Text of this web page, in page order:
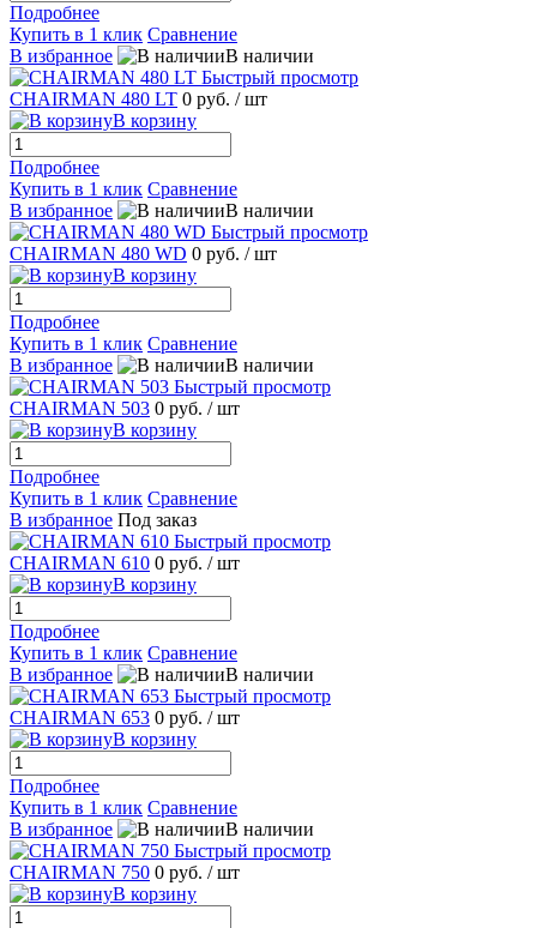
Подробнее
Купить в 1 клик Сравнение
В избранное
В наличии
Быстрый просмотр
CHAIRMAN 480 LT 0 руб. / шт
В корзину
Подробнее
Купить в 1 клик Сравнение
В избранное
В наличии
Быстрый просмотр
CHAIRMAN 480 WD 0 руб. / шт
В корзину
Подробнее
Купить в 1 клик Сравнение
В избранное
В наличии
Быстрый просмотр
CHAIRMAN 503 0 руб. / шт
В корзину
Подробнее
Купить в 1 клик Сравнение
В избранное Под заказ
Быстрый просмотр
CHAIRMAN 610 0 руб. / шт
В корзину
Подробнее
Купить в 1 клик Сравнение
В избранное
В наличии
Быстрый просмотр
CHAIRMAN 653 0 руб. / шт
В корзину
Подробнее
Купить в 1 клик Сравнение
В избранное
В наличии
Быстрый просмотр
CHAIRMAN 750 0 руб. / шт
В корзину